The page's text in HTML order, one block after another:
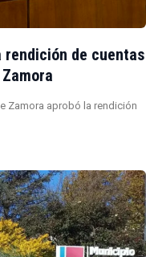
rendición de cuentas
Zamora aprobó la rendición